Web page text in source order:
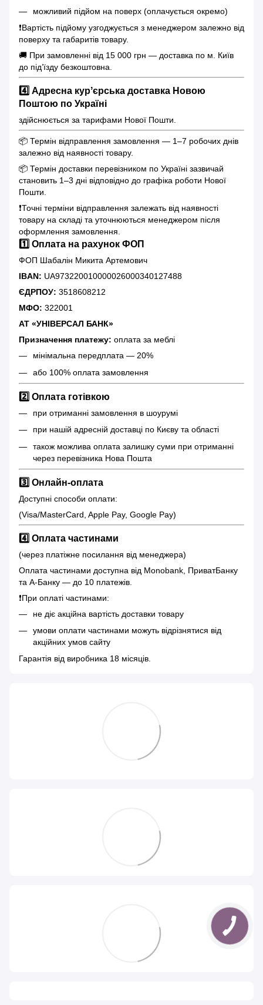
можливий підйом на поверх (оплачується окремо)
❗️Вартість підйому узгоджується з менеджером залежно від
поверху та габаритів товару.
🚚 При замовленні від 15 000 грн — доставка по м. Київ
до під’їзду безкоштовна.
4️⃣ Адресна курʼєрська доставка Новою
Поштою по Україні
здійснюється за тарифами Нової Пошти.
📦 Термін відправлення замовлення — 1–7 робочих днів
залежно від наявності товару.
📦 Термін доставки перевізником по Україні зазвичай
становить 1–3 дні відповідно до графіка роботи Нової
Пошти.
❗️Точні терміни відправлення залежать від наявності
товару на складі та уточнюються менеджером після
оформлення замовлення.
1️⃣ Оплата на рахунок ФОП
ФОП Шабалін Микита Артемович
IBAN: UA973220010000026000340127488
ЄДРПОУ: 3518608212
МФО: 322001
АТ «УНІВЕРСАЛ БАНК»
Призначення платежу: оплата за меблі
мінімальна передплата — 20%
або 100% оплата замовлення
2️⃣ Оплата готівкою
при отриманні замовлення в шоурумі
при нашій адресній доставці по Києву та області
також можлива оплата залишку суми при отриманні
через перевізника Нова Пошта
3️⃣ Онлайн-оплата
Доступні способи оплати:
(Visa/MasterCard, Apple Pay, Google Pay)
4️⃣ Оплата частинами
(через платіжне посилання від менеджера)
Оплата частинами доступна від Monobank, ПриватБанку
та А-Банку — до 10 платежів.
❗️При оплаті частинами:
не діє акційна вартість доставки товару
умови оплати частинами можуть відрізнятися від
акційних умов сайту
Гарантія від виробника 18 місяців.